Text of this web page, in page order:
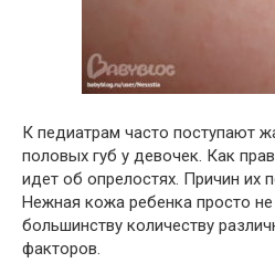
К педиатрам часто поступают
половых губ у девочек. Как
идет об опрелостях. Причин их
Нежная кожа ребенка просто
большинству количеству
факторов.